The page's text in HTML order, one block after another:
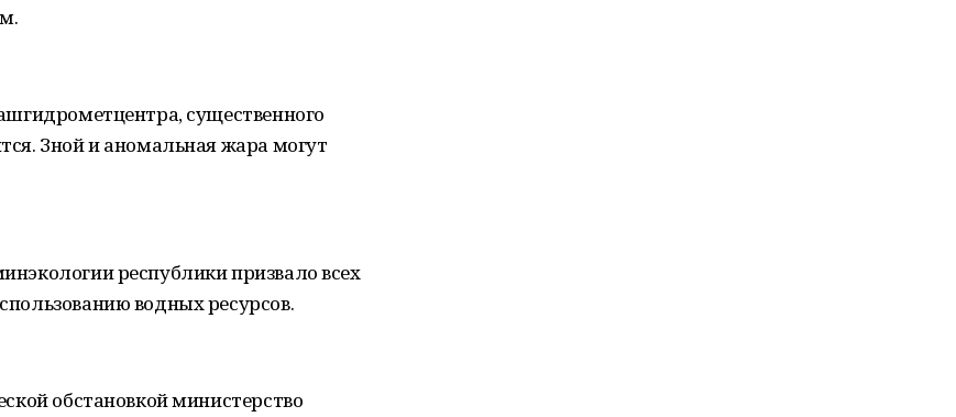
существенного
Зной и аномальная жара могут
республики призвало всех
водных ресурсов.
обстановкой министерство